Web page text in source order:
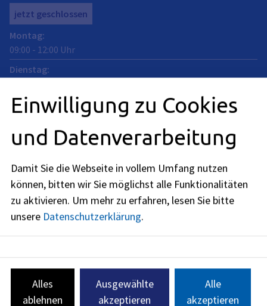
jetzt geschlossen
Montag:
09:00 - 12:00 Uhr
Dienstag:
Mittwoch:
Donnerstag
Freitag :
09:00-12:00 Uhr
Zusätzlich können individuelle Termine vereinbart werden.
mobilitaetsplanung@stadt.erlangen.de
09131 1327 09131 1304
Einwilligung zu Cookies
und Datenverarbeitung
Damit Sie die Webseite in vollem Umfang nutzen
können, bitten wir Sie möglichst alle Funktionalitäten
zu aktivieren. Um mehr zu erfahren, lesen Sie bitte
unsere Datenschutzerklärung.
Alles
ablehnen
Ausgewählte
akzeptieren
Alle
akzeptieren